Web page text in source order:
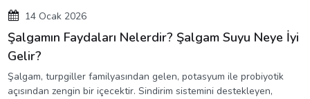
14 Ocak 2026
Şalgamın Faydaları Nelerdir? Şalgam Suyu Neye İyi
Gelir?
Şalgam, turpgiller familyasından gelen, potasyum ile probiyotik
açısından zengin bir içecektir. Sindirim sistemini destekleyen,